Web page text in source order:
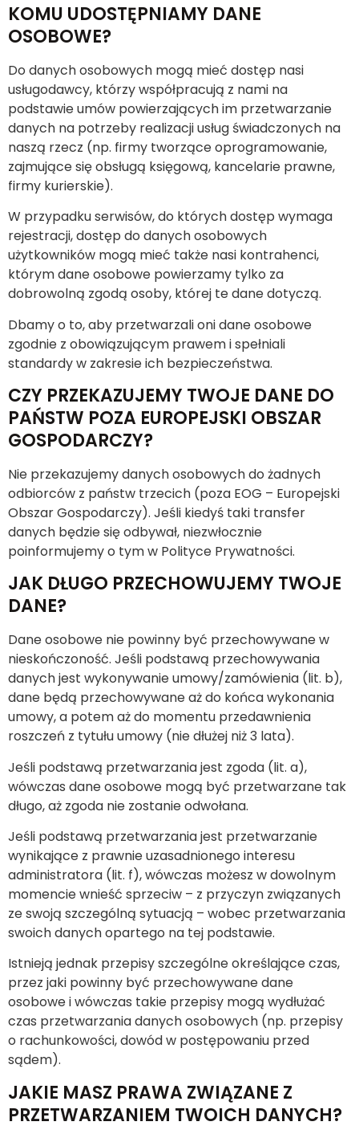
KOMU UDOSTĘPNIAMY DANE
OSOBOWE?
Do danych osobowych mogą mieć dostęp nasi
usługodawcy, którzy współpracują z nami na
podstawie umów powierzających im przetwarzanie
danych na potrzeby realizacji usług świadczonych na
naszą rzecz (np. firmy tworzące oprogramowanie,
zajmujące się obsługą księgową, kancelarie prawne,
firmy kurierskie).
W przypadku serwisów, do których dostęp wymaga
rejestracji, dostęp do danych osobowych
użytkowników mogą mieć także nasi kontrahenci,
którym dane osobowe powierzamy tylko za
dobrowolną zgodą osoby, której te dane dotyczą.
Dbamy o to, aby przetwarzali oni dane osobowe
zgodnie z obowiązującym prawem i spełniali
standardy w zakresie ich bezpieczeństwa.
CZY PRZEKAZUJEMY TWOJE DANE DO
PAŃSTW POZA EUROPEJSKI OBSZAR
GOSPODARCZY?
Nie przekazujemy danych osobowych do żadnych
odbiorców z państw trzecich (poza EOG – Europejski
Obszar Gospodarczy). Jeśli kiedyś taki transfer
danych będzie się odbywał, niezwłocznie
poinformujemy o tym w Polityce Prywatności.
JAK DŁUGO PRZECHOWUJEMY TWOJE
DANE?
Dane osobowe nie powinny być przechowywane w
nieskończoność. Jeśli podstawą przechowywania
danych jest wykonywanie umowy/zamówienia (lit. b),
dane będą przechowywane aż do końca wykonania
umowy, a potem aż do momentu przedawnienia
roszczeń z tytułu umowy (nie dłużej niż 3 lata).
Jeśli podstawą przetwarzania jest zgoda (lit. a),
wówczas dane osobowe mogą być przetwarzane tak
długo, aż zgoda nie zostanie odwołana.
Jeśli podstawą przetwarzania jest przetwarzanie
wynikające z prawnie uzasadnionego interesu
administratora (lit. f), wówczas możesz w dowolnym
momencie wnieść sprzeciw – z przyczyn związanych
ze swoją szczególną sytuacją – wobec przetwarzania
swoich danych opartego na tej podstawie.
Istnieją jednak przepisy szczególne określające czas,
przez jaki powinny być przechowywane dane
osobowe i wówczas takie przepisy mogą wydłużać
czas przetwarzania danych osobowych (np. przepisy
o rachunkowości, dowód w postępowaniu przed
sądem).
JAKIE MASZ PRAWA ZWIĄZANE Z
PRZETWARZANIEM TWOICH DANYCH?